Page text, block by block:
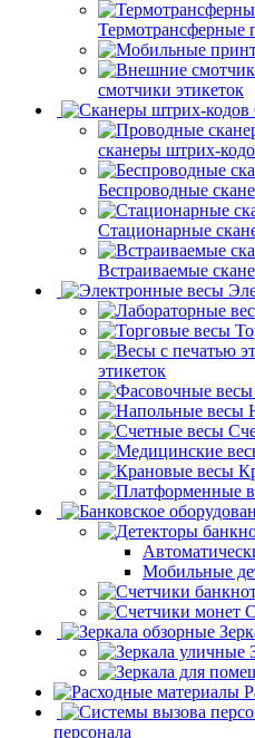
Термотрансферные
смотчики этикеток
сканеры штрих-
Беспроводные
Стационарные
Встраиваемые
этикеток
Мобильные
персонала